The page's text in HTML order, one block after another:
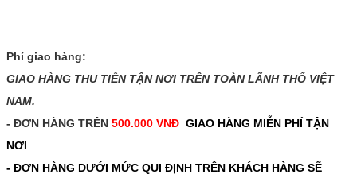
Phí giao hàng:
GIAO HÀNG THU TIỀN TẬN NƠI TRÊN TOÀN LÃNH THỔ VIỆT
NAM.​​
- ĐƠN HÀNG TRÊN500.000 VNĐ GIAO HÀNG MIỄN PHÍ TẬN
NƠI
- ĐƠN HÀNG DƯỚI MỨC QUI ĐỊNH TRÊN KHÁCH HÀNG SẼ